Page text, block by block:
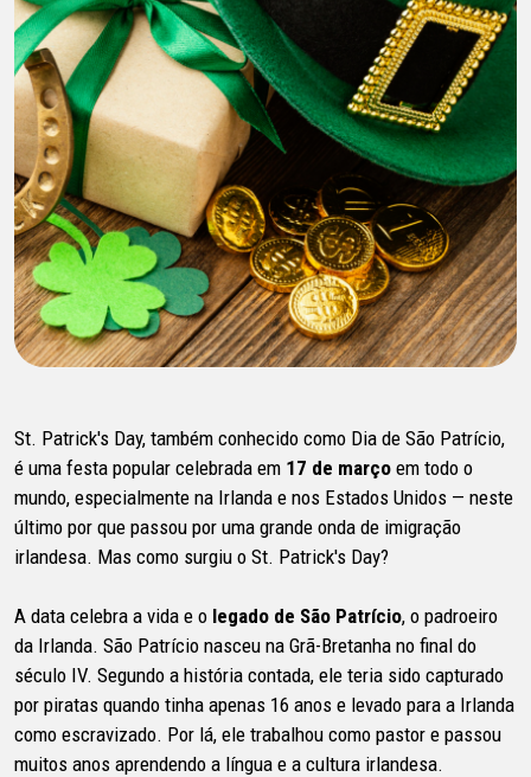
St. Patrick's Day, também conhecido como Dia de São Patrício,
é uma festa popular celebrada em 17 de março em todo o
mundo, especialmente na Irlanda e nos Estados Unidos — neste
último por que passou por uma grande onda de imigração
irlandesa. Mas como surgiu o St. Patrick's Day?
A data celebra a vida e o legado de São Patrício, o padroeiro
da Irlanda. São Patrício nasceu na Grã-Bretanha no final do
século IV. Segundo a história contada, ele teria sido capturado
por piratas quando tinha apenas 16 anos e levado para a Irlanda
como escravizado. Por lá, ele trabalhou como pastor e passou
muitos anos aprendendo a língua e a cultura irlandesa.